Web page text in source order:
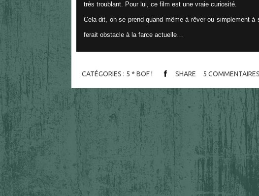
très troublant. Pour lui, ce film est une vraie curiosité.
Cela dit, on se prend quand même à rêver ou simplement à
ferait obstacle à la farce actuelle…
CATÉGORIES : 5 * BOF ! SHARE 5 COMMENTAIRES